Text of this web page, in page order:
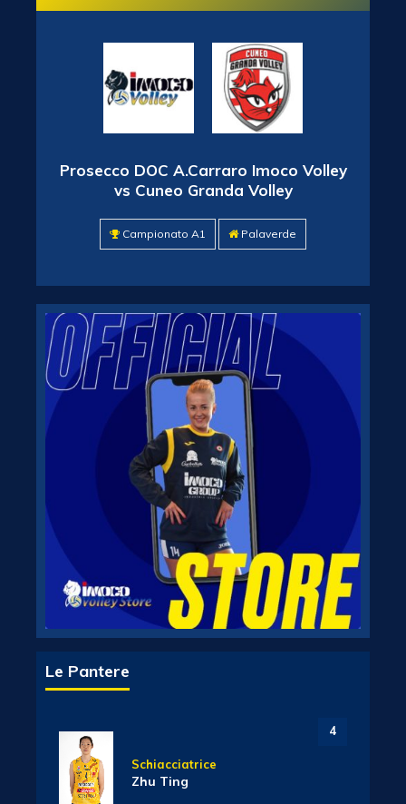
Prosecco DOC A.Carraro Imoco Volley
vs Cuneo Granda Volley
Campionato A1 Palaverde
Le Pantere
4
Schiacciatrice
Zhu Ting